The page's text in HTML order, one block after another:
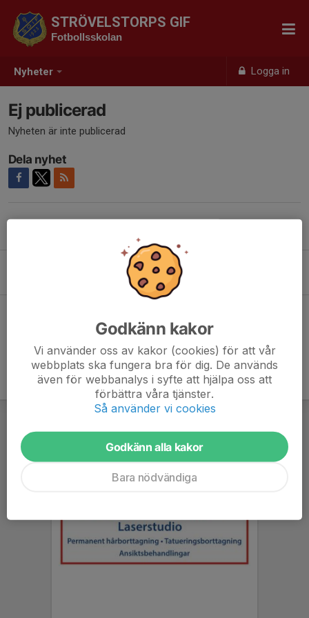
Nyheter Logga in
STRÖVELSTORPS GIF
Fotbollsskolan
Ej publicerad
Nyheten är inte publicerad
Dela nyhet
Hur man anmäler sig som ny spelare
Godkänn kakor
Vi använder oss av kakor (cookies) för att vår
webbplats ska fungera bra för dig. De används
även för webbanalys i syfte att hjälpa oss att
förbättra våra tjänster.
Så använder vi cookies
Godkänn alla kakor
Bara nödvändiga